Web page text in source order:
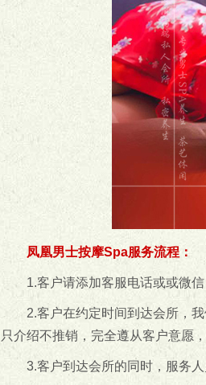
凤凰男士按摩Spa服务流程：
1.客户请添加客服电话或或微
2.客户在约定时间到达会所，
只介绍不推销，完全遵从客户意愿
3.客户到达会所的同时，服务